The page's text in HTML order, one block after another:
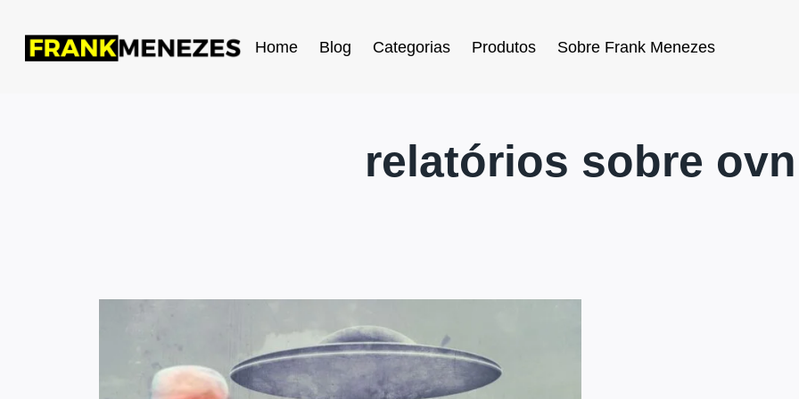
Home Blog Categorias Produtos Sobre Frank Menezes
relatórios sobre